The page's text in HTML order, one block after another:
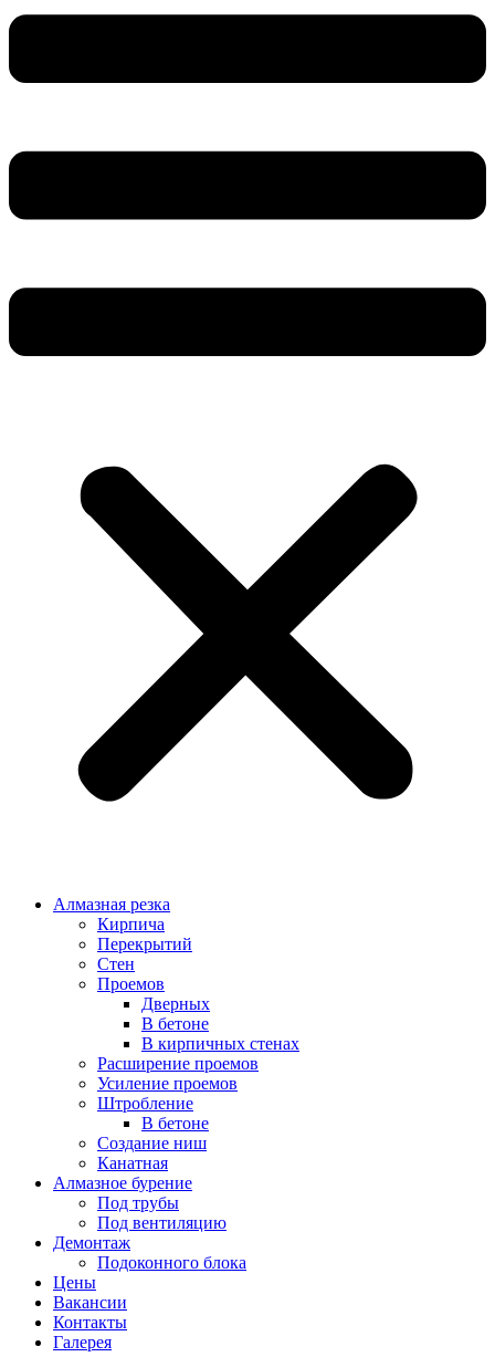
Алмазная резка
Кирпича
Перекрытий
Стен
Проемов
Дверных
В бетоне
В кирпичных стенах
Расширение проемов
Усиление проемов
Штробление
В бетоне
Создание ниш
Канатная
Алмазное бурение
Под трубы
Под вентиляцию
Демонтаж
Подоконного блока
Цены
Вакансии
Контакты
Галерея